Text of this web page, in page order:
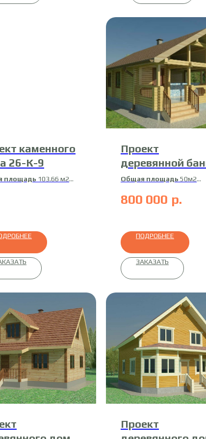
каменного
26-К-9
площадь 103.66 м2
Проект
деревянной
14-Б-2
Общая площадь 50м2
брус
800 000 р.
ПОДРОБНЕЕ
ЗАКАЗАТЬ
Проект